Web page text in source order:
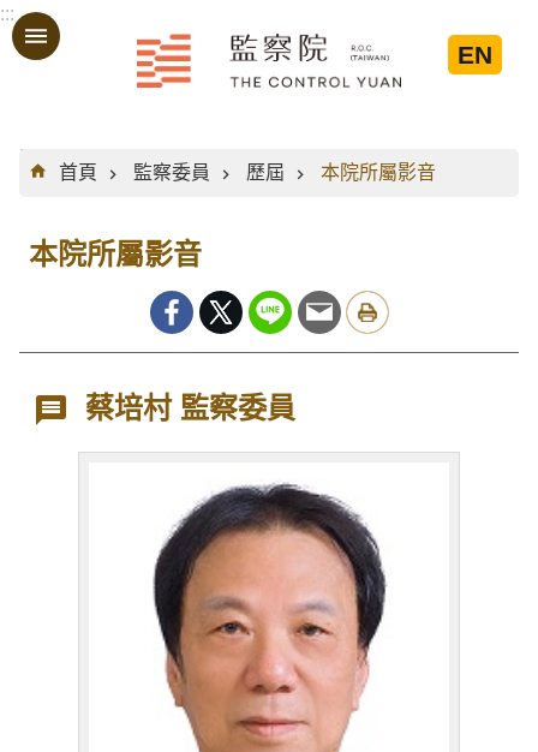
跳到主要內容區塊
:::
EN
:::
首頁
監察委員 歷屆 本院所屬影音
本院所屬影音
蔡培村 監察委員